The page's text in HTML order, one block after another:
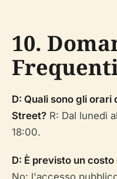
10.
D: Quali sono gli orari
Street? R: Dal lunedì
18:00.
D: È previsto un
No; l'accesso